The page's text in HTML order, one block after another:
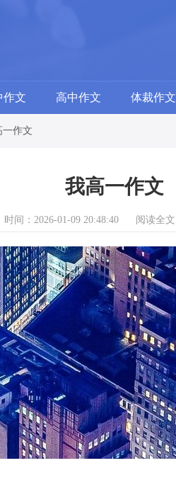
作文 高中作文 体裁作文
一作文
我高一作文
时间：2026-01-09 20:48:40 阅读全文